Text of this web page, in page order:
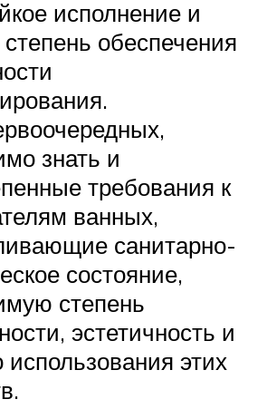
исполнение и
обеспечения
знать и
требования к
ванных,
санитарно-
состояние,
степень
эстетичность и
использования этих